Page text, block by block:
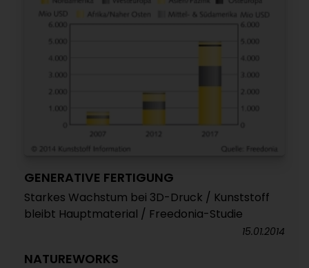
GENERATIVE FERTIGUNG
Starkes Wachstum bei 3D-Druck / Kunststoff
bleibt Hauptmaterial / Freedonia-Studie
15.01.2014
NATUREWORKS